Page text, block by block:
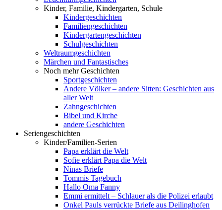
Kinder, Familie, Kindergarten, Schule
Kindergeschichten
Familiengeschichten
Kindergartengeschichten
Schulgeschichten
Weltraumgeschichten
Märchen und Fantastisches
Noch mehr Geschichten
Sportgeschichten
Andere Völker – andere Sitten: Geschichten aus
aller Welt
Zahngeschichten
Bibel und Kirche
andere Geschichten
Seriengeschichten
Kinder/Familien-Serien
Papa erklärt die Welt
Sofie erklärt Papa die Welt
Ninas Briefe
Tommis Tagebuch
Hallo Oma Fanny
Emmi ermittelt – Schlauer als die Polizei erlaubt
Onkel Pauls verrückte Briefe aus Deilinghofen